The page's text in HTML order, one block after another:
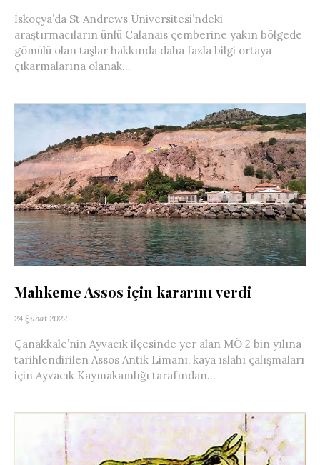
İskoçya’da St Andrews Üniversitesi’ndeki
araştırmacıların ünlü Calanais çemberine yakın bölgede
gömülü olan taşlar hakkında daha fazla bilgi ortaya
çıkarmalarına olanak...
Mahkeme Assos için kararını verdi
24 Şubat 2022
Çanakkale’nin Ayvacık ilçesinde yer alan MÖ 2 bin yılına
tarihlendirilen Assos Antik Limanı, kaya ıslahı çalışmaları
için Ayvacık Kaymakamlığı tarafından...